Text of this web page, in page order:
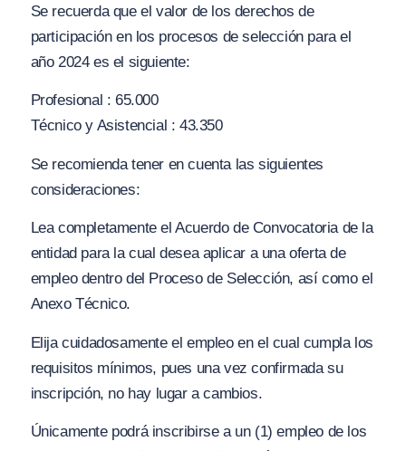
Se recuerda que el valor de los derechos de
participación en los procesos de selección para el
año 2024 es el siguiente:
Profesional : 65.000
Técnico y Asistencial : 43.350
Se recomienda tener en cuenta las siguientes
consideraciones:
Lea completamente el Acuerdo de Convocatoria de la
entidad para la cual desea aplicar a una oferta de
empleo dentro del Proceso de Selección, así como el
Anexo Técnico.
Elija cuidadosamente el empleo en el cual cumpla los
requisitos mínimos, pues una vez confirmada su
inscripción, no hay lugar a cambios.
Únicamente podrá inscribirse a un (1) empleo de los